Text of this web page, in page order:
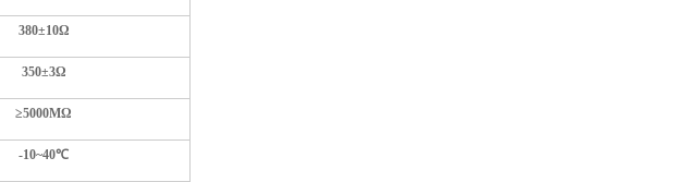
380±10Ω
350±3Ω
≥5000MΩ
-10~40℃